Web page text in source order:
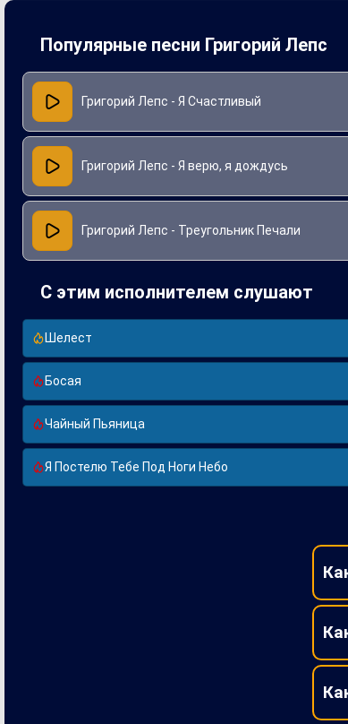
Популярные песни Григорий Лепс
Григорий Лепс - Я Счастливый
Григорий Лепс - Я верю, я дождусь
Григорий Лепс - Треугольник Печали
С этим исполнителем слушают
Шелест
Босая
Чайный Пьяница
Я Постелю Тебе Под Ноги Небо